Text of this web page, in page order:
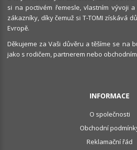
si na poctivém řemesle, vlastním vývoji
zákazníky, díky čemuž si T-TOMI získává
Evropě.
Děkujeme za Vaši důvěru a těšíme se na
jako s rodičem, partnerem nebo
INFORMACE
O společnosti
Obchodní
Reklamační řád